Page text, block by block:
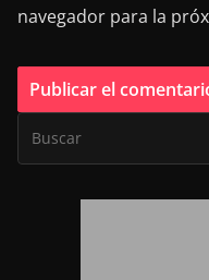
navegador para la